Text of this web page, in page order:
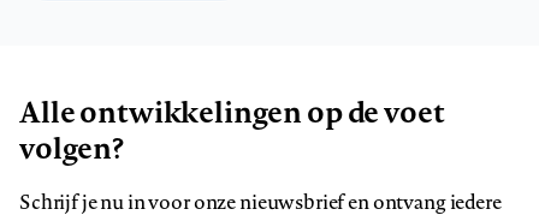
Alle ontwikkelingen op de voet
volgen?
Schrijf je nu in voor onze nieuwsbrief en ontvang iedere